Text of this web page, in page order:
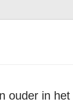
ouder in het